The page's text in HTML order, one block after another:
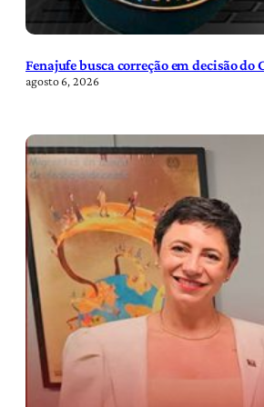
Fenajufe busca correção em decisão
agosto 6, 2026